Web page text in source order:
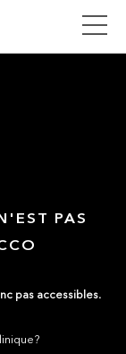
PAS
pas accessibles.